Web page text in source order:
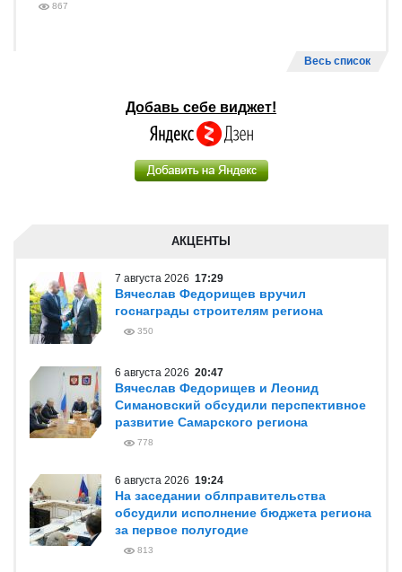
867
Весь список
Добавь себе виджет!
АКЦЕНТЫ
7 августа 2026 17:29
Вячеслав Федорищев вручил
госнаграды строителям региона
350
6 августа 2026 20:47
Вячеслав Федорищев и Леонид
Симановский обсудили перспективное
развитие Самарского региона
778
6 августа 2026 19:24
На заседании облправительства
обсудили исполнение бюджета региона
за первое полугодие
813